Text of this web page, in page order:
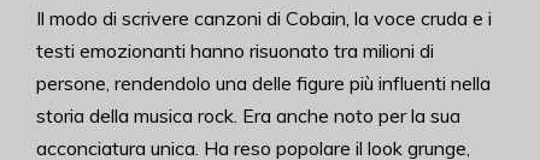
Il modo di scrivere canzoni di Cobain, la voce cruda e i
testi emozionanti hanno risuonato tra milioni di
persone, rendendolo una delle figure più influenti nella
storia della musica rock. Era anche noto per la sua
acconciatura unica. Ha reso popolare il look grunge,